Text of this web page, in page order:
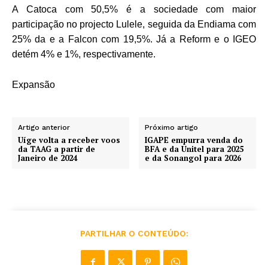
A Catoca com 50,5% é a sociedade com maior
participação no projecto Lulele, seguida da Endiama com
25% da e a Falcon com 19,5%. Já a Reform e o IGEO
detém 4% e 1%, respectivamente.
Expansão
Artigo anterior
Uíge volta a receber voos
da TAAG a partir de
Janeiro de 2024
Próximo artigo
IGAPE empurra venda do
BFA e da Unitel para 2025
e da Sonangol para 2026
PARTILHAR O CONTEÚDO: